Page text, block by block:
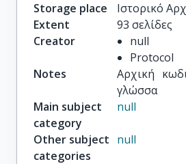
Storage place
Ιστορικό
Extent
93 σελίδες
Creator
null
Protocol
Notes
Αρχική
γλώσσα
Main subject
category
null
Other subject
categories
null